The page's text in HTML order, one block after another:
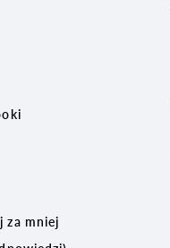
za mniej